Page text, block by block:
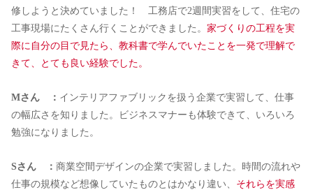
修しようと決めていました！ 工務店で2週間実習をして、住宅の
工事現場にたくさん行くことができました。 家づくりの工程を実
際に自分の目で見たら、教科書で学んでいたことを一発で理解で
きて、とても良い経験でした。
Mさん ： インテリアファブリックを扱う企業で実習して、仕事
の幅広さを知りました。ビジネスマナーも体験できて、いろいろ
勉強になりました。
Sさん ： 商業空間デザインの企業で実習しました。時間の流れや
仕事の規模など想像していたものとはかなり違い、 それらを実感